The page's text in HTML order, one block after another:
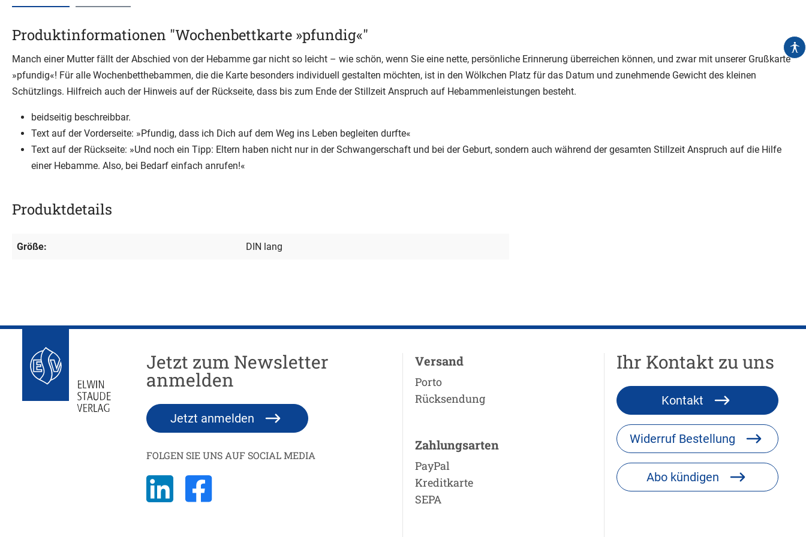
Produktinformationen "Wochenbettkarte »pfundig«"
Manch einer Mutter fällt der Abschied von der Hebamme gar nicht so leicht – wie schön, wenn Sie eine nette, persönliche Erinnerung überreichen können, und zwar mit unserer Grußkarte
»pfundig«! Für alle Wochenbetthebammen, die die Karte besonders individuell gestalten möchten, ist in den Wölkchen Platz für das Datum und zunehmende Gewicht des kleinen
Schützlings. Hilfreich auch der Hinweis auf der Rückseite, dass bis zum Ende der Stillzeit Anspruch auf Hebammenleistungen besteht.
beidseitig beschreibbar.
Text auf der Vorderseite: »Pfundig, dass ich Dich auf dem Weg ins Leben begleiten durfte«
Text auf der Rückseite: »Und noch ein Tipp: Eltern haben nicht nur in der Schwangerschaft und bei der Geburt, sondern auch während der gesamten Stillzeit Anspruch auf die Hilfe
einer Hebamme. Also, bei Bedarf einfach anrufen!«
Produktdetails
Größe: DIN lang
Jetzt zum Newsletter
anmelden
Jetzt anmelden
FOLGEN SIE UNS AUF SOCIAL MEDIA
Versand
Porto
Rücksendung
Zahlungsarten
PayPal
Kreditkarte
SEPA
Ihr Kontakt zu uns
Kontakt
Widerruf Bestellung
Abo kündigen